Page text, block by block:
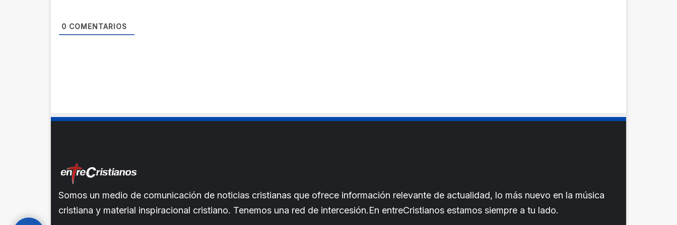
0 COMENTARIOS
Somos un medio de comunicación de noticias cristianas que ofrece información relevante de actualidad, lo más nuevo en la música
cristiana y material inspiracional cristiano. Tenemos una red de intercesión.En entreCristianos estamos siempre a tu lado.